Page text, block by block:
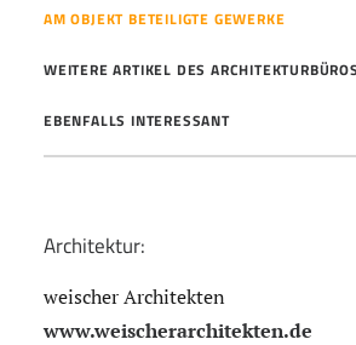
AM OBJEKT BETEILIGTE GEWERKE
WEITERE ARTIKEL DES ARCHITEKTURBÜROS
EBENFALLS INTERESSANT
Architektur:
weischer Architekten
www.weischerarchitekten.de